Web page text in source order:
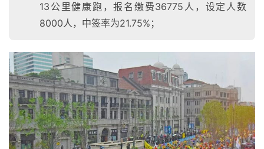
13公里健康跑，报名缴费36775人，设定人数
8000人，中签率为21.75%；